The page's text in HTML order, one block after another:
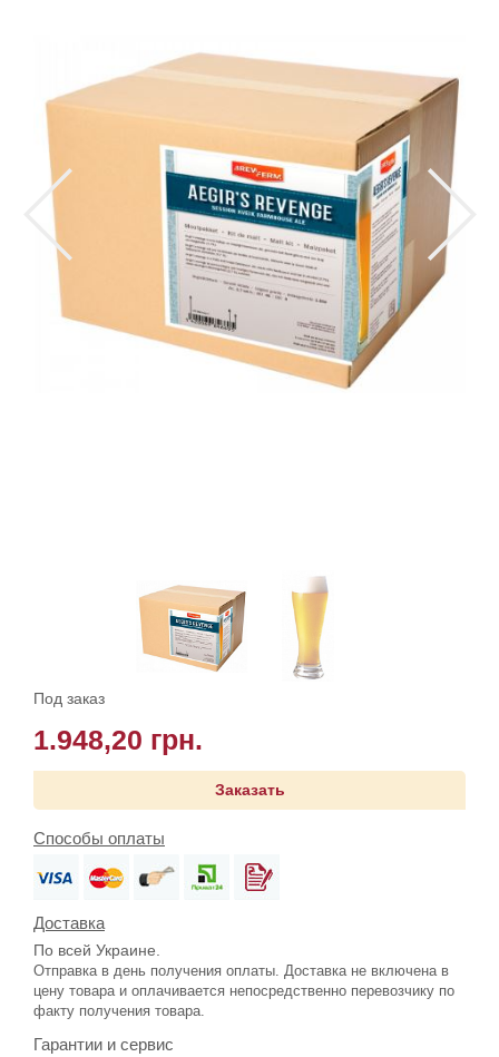
Под заказ
1.948,20 грн.
Заказать
Способы оплаты
Доставка
По всей Украине.
Отправка в день получения оплаты. Доставка не включена в
цену товара и оплачивается непосредственно перевозчику по
факту получения товара.
Гарантии и сервис